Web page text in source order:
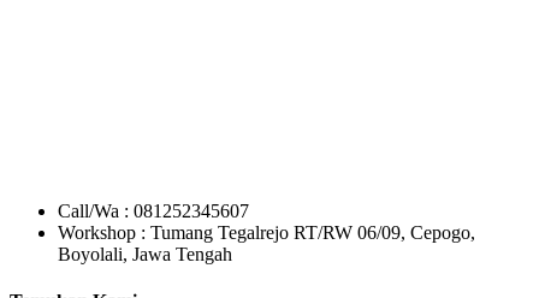
Call/Wa : 081252345607
Workshop : Tumang Tegalrejo RT/RW 06/09, Cepogo,
Boyolali, Jawa Tengah